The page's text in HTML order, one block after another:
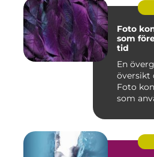
Foto
som
tid
En
översikt
Foto
som